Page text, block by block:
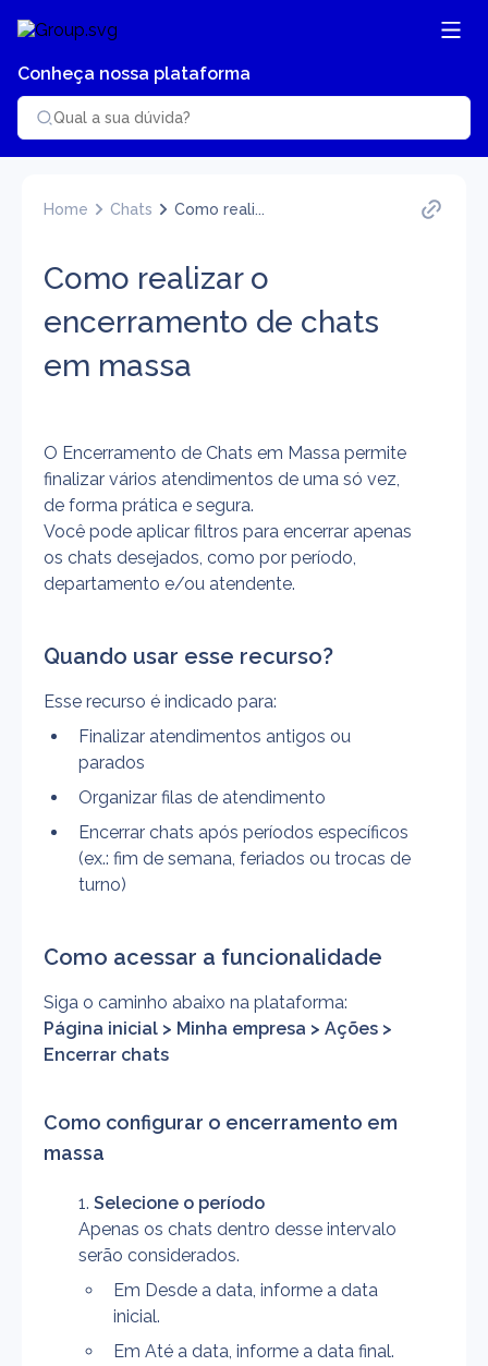
Conheça nossa plataforma
Home Chats Como reali...
Como realizar o
encerramento de chats
em massa
O Encerramento de Chats em Massa permite
finalizar vários atendimentos de uma só vez,
de forma prática e segura.
Você pode aplicar filtros para encerrar apenas
os chats desejados, como por período,
departamento e/ou atendente.
Quando usar esse recurso?
Esse recurso é indicado para:
Finalizar atendimentos antigos ou
parados
Organizar filas de atendimento
Encerrar chats após períodos específicos
(ex.: fim de semana, feriados ou trocas de
turno)
Como acessar a funcionalidade
Siga o caminho abaixo na plataforma:
Página inicial > Minha empresa > Ações >
Encerrar chats
Como configurar o encerramento em
massa
Selecione o período
Apenas os chats dentro desse intervalo
serão considerados.
Em Desde a data, informe a data
inicial.
Em Até a data, informe a data final.